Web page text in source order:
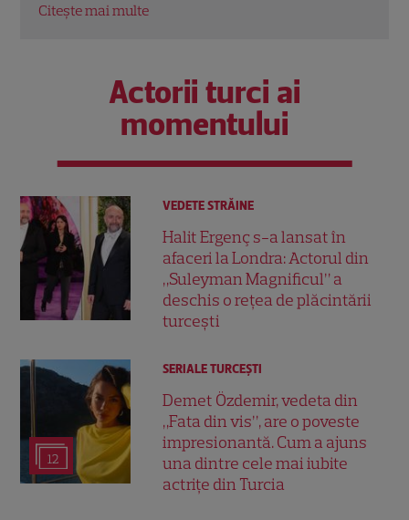
Citește mai multe
Actorii turci ai
momentului
VEDETE STRĂINE
Halit Ergenç s-a lansat în
afaceri la Londra: Actorul din
„Suleyman Magnificul” a
deschis o rețea de plăcintării
turcești
12
SERIALE TURCEŞTI
Demet Özdemir, vedeta din
„Fata din vis”, are o poveste
impresionantă. Cum a ajuns
una dintre cele mai iubite
actrițe din Turcia